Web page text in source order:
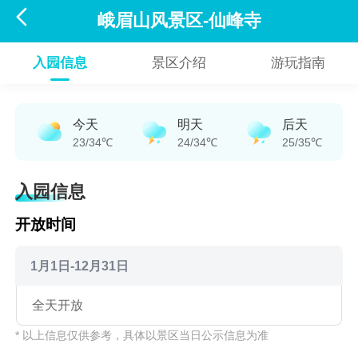
 峨眉山风景区-仙峰寺
入园信息 景区介绍 游玩指南
今天
23/34℃
明天
24/34℃
后天
25/35℃
入园信息
开放时间
1月1日-12月31日
全天开放
* 以上信息仅供参考，具体以景区当日公示信息为准